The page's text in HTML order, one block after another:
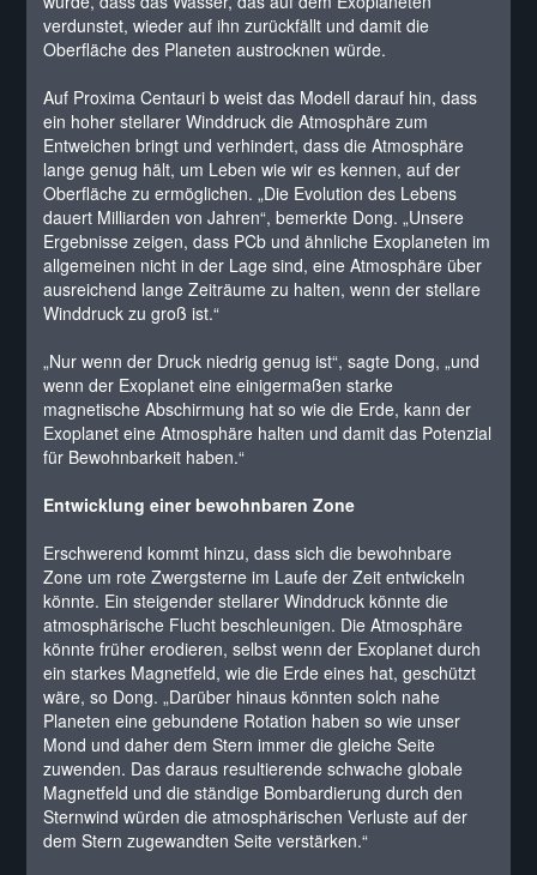
verdunstet, wieder auf ihn zurückfällt und damit die
Oberfläche des Planeten austrocknen würde.
Auf Proxima Centauri b weist das Modell darauf hin, dass
ein hoher stellarer Winddruck die Atmosphäre zum
Entweichen bringt und verhindert, dass die Atmosphäre
lange genug hält, um Leben wie wir es kennen, auf der
Oberfläche zu ermöglichen. „Die Evolution des Lebens
dauert Milliarden von Jahren“, bemerkte Dong. „Unsere
Ergebnisse zeigen, dass PCb und ähnliche Exoplaneten im
allgemeinen nicht in der Lage sind, eine Atmosphäre über
ausreichend lange Zeiträume zu halten, wenn der stellare
Winddruck zu groß ist.“
„Nur wenn der Druck niedrig genug ist“, sagte Dong, „und
wenn der Exoplanet eine einigermaßen starke
magnetische Abschirmung hat so wie die Erde, kann der
Exoplanet eine Atmosphäre halten und damit das Potenzial
für Bewohnbarkeit haben.“
Entwicklung einer bewohnbaren Zone
Erschwerend kommt hinzu, dass sich die bewohnbare
Zone um rote Zwergsterne im Laufe der Zeit entwickeln
könnte. Ein steigender stellarer Winddruck könnte die
atmosphärische Flucht beschleunigen. Die Atmosphäre
könnte früher erodieren, selbst wenn der Exoplanet durch
ein starkes Magnetfeld, wie die Erde eines hat, geschützt
wäre, so Dong. „Darüber hinaus könnten solch nahe
Planeten eine gebundene Rotation haben so wie unser
Mond und daher dem Stern immer die gleiche Seite
zuwenden. Das daraus resultierende schwache globale
Magnetfeld und die ständige Bombardierung durch den
Sternwind würden die atmosphärischen Verluste auf der
dem Stern zugewandten Seite verstärken.“